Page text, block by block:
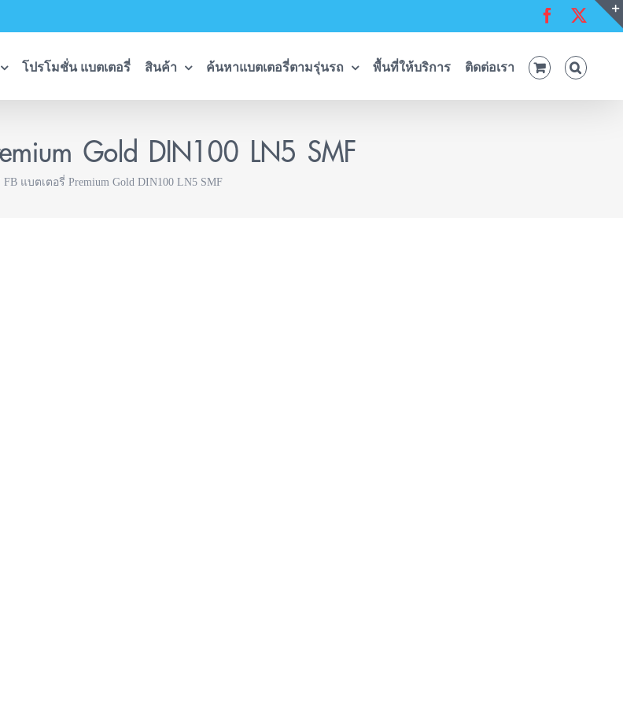
Facebook
โปรโมชั่น แบตเตอรี่ สินค้า ค้นหาแบตเตอรี่ตามรุ่นรถ พื้นที่ให้บริการ ติดต่อเรา
Gold DIN100 LN5 SMF
FB แบตเตอรี่ Premium Gold DIN100 LN5 SMF